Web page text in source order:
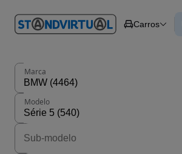
em
Carros Carros
Carros
Marca
Modelo